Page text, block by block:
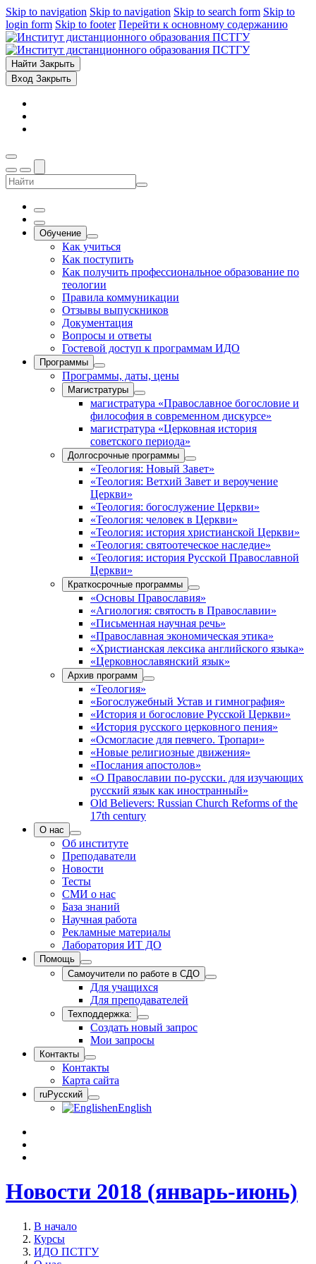
Skip to navigation Skip to navigation Skip to search form Skip to
login form Skip to footer Перейти к основному содержанию
Найти Закрыть
Вход Закрыть
Обучение
Как учиться
Как поступить
Как получить профессиональное образование по
теологии
Правила коммуникации
Отзывы выпускников
Документация
Вопросы и ответы
Гостевой доступ к программам ИДО
Программы
Программы, даты, цены
Магистратуры
магистратура «Православное богословие и
философия в современном дискурсе»
магистратура «Церковная история
советского периода»
Долгосрочные программы
«Теология: Новый Завет»
«Теология: Ветхий Завет и вероучение
Церкви»
«Теология: богослужение Церкви»
«Теология: человек в Церкви»
«Теология: история христианской Церкви»
«Теология: святоотеческое наследие»
«Теология: история Русской Православной
Церкви»
Краткосрочные программы
«Основы Православия»
«Агиология: святость в Православии»
«Письменная научная речь»
«Православная экономическая этика»
«Христианская лексика английского языка»
«Церковнославянский язык»
Архив программ
«Теология»
«Богослужебный Устав и гимнография»
«История и богословие Русской Церкви»
«История русского церковного пения»
«Осмогласие для певчего. Тропари»
«Новые религиозные движения»
«Послания апостолов»
«О Православии по-русски. для изучающих
русский язык как иностранный»
Old Believers: Russian Church Reforms of the
17th century
О нас
Об институте
Преподаватели
Новости
Тесты
СМИ о нас
База знаний
Научная работа
Рекламные материалы
Лаборатория ИТ ДО
Помощь
Самоучители по работе в СДО
Для учащихся
Для преподавателей
Техподдержка:
Создать новый запрос
Мои запросы
Контакты
Контакты
Карта сайта
ruРусский
enEnglish
Новости 2018 (январь-июнь)
В начало
Курсы
ИДО ПСТГУ